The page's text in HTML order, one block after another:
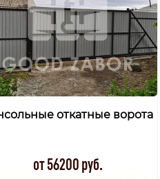
откатные ворота
от 56200 руб.